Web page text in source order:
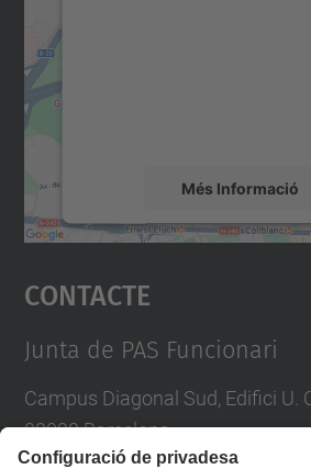
Més Informació
Accepta
powered by
Contacte
Junta de PAS Funcionari
Campus Diagonal Sud, Edifici U.
08028 Barcelona